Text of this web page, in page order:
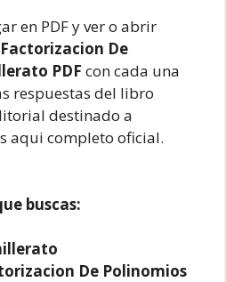
en PDF y ver o abrir
De
PDF con cada una
respuestas del libro
destinado a
aqui completo oficial.
buscas:
De Polinomios